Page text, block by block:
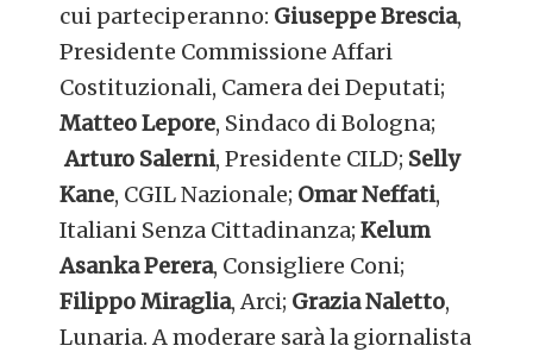
cui parteciperanno: Giuseppe Brescia,
Presidente Commissione Affari
Costituzionali, Camera dei Deputati;
Matteo Lepore, Sindaco di Bologna;
Arturo Salerni, Presidente CILD; Selly
Kane, CGIL Nazionale; Omar Neffati,
Italiani Senza Cittadinanza;Kelum
Asanka Perera, Consigliere Coni;
Filippo Miraglia, Arci; Grazia Naletto,
Lunaria. A moderare sarà la giornalista